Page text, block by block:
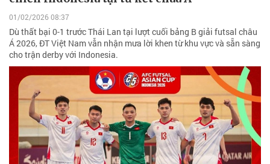
01/02/2026 08:37
Dù thất bại 0-1 trước Thái Lan tại lượt cuối bảng B giải futsal châu
Á 2026, ĐT Việt Nam vẫn nhận mưa lời khen từ khu vực và sẵn sàng
cho trận derby với Indonesia.